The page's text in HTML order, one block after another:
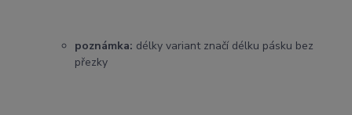
poznámka: délky variant značí délku pásku bez
přezky